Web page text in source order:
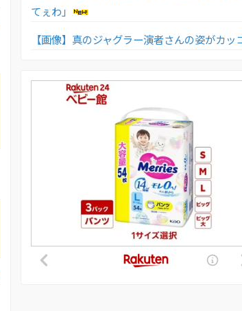
てぇわ」
【画像】真のジャグラー演者さんの姿がカッ